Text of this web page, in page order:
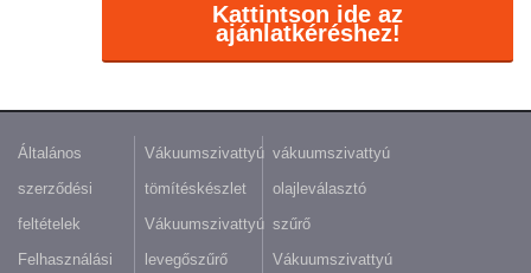
Kattintson ide az
ajánlatkéréshez!
Általános
szerződési
feltételek
Felhasználási
Vákuumszivattyú
tömítéskészlet
Vákuumszivattyú
levegőszűrő
vákuumszivattyú
olajleválasztó
szűrő
Vákuumszivattyú